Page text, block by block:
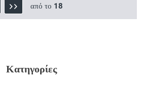
από το 18
Κατηγορίες